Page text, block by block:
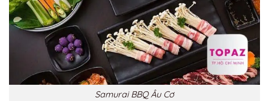
Samurai BBQ Âu Cơ